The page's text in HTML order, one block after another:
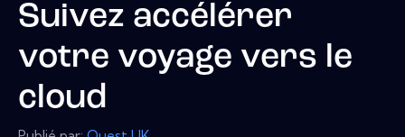
Suivez accélérer
votre voyage vers le
cloud